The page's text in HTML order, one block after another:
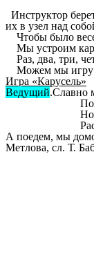
Инструктор
их в узел над
Чтобы было
Мы устроим
Раз, два, три,
Можем мы игру
Игра «Карусель»
Ведущий.Славно
Но теперь
А поедем, мы
Метлова, сл. Т.